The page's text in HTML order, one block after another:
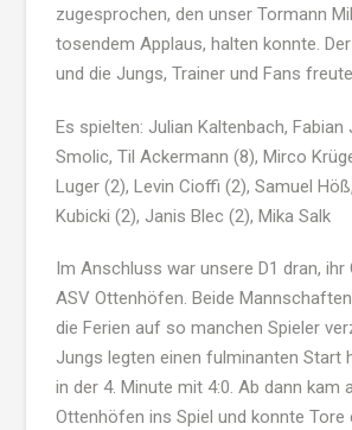
zugesprochen, den unser Tormann
tosendem Applaus, halten konnte.
und die Jungs, Trainer und Fans
Es spielten: Julian Kaltenbach, Fabian
Smolic, Til Ackermann (8), Mirco
Luger (2), Levin Cioffi (2), Samuel
Kubicki (2), Janis Blec (2), Mika Salk
Im Anschluss war unsere D1 dran, ihr
ASV Ottenhöfen. Beide
die Ferien auf so manchen Spieler
Jungs legten einen fulminanten Start
in der 4. Minute mit 4:0. Ab dann kam
Ottenhöfen ins Spiel und konnte Tore